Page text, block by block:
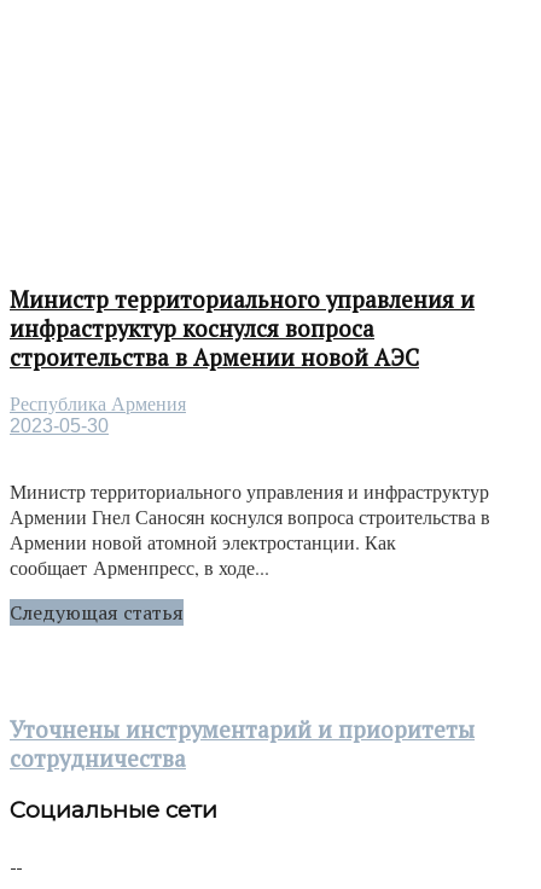
Министр территориального управления и
инфраструктур коснулся вопроса
строительства в Армении новой АЭС
Республика Армения
2023-05-30
Министр территориального управления и инфраструктур
Армении Гнел Саносян коснулся вопроса строительства в
Армении новой атомной электростанции. Как
сообщает Арменпресс, в ходе...
Следующая статья
Уточнены инструментарий и приоритеты
сотрудничества
Социальные сети